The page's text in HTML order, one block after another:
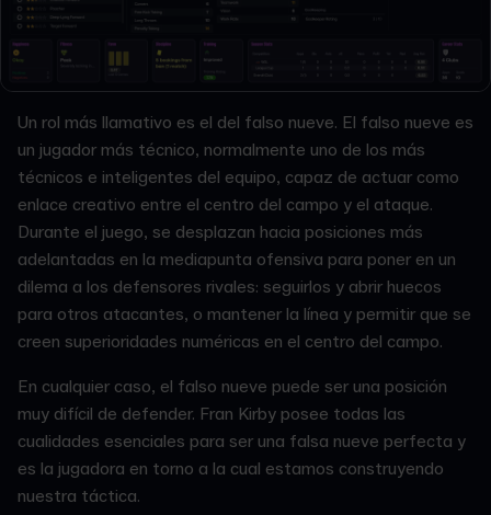
Un rol más llamativo es el del falso nueve. El falso nueve es
un jugador más técnico, normalmente uno de los más
técnicos e inteligentes del equipo, capaz de actuar como
enlace creativo entre el centro del campo y el ataque.
Durante el juego, se desplazan hacia posiciones más
adelantadas en la mediapunta ofensiva para poner en un
dilema a los defensores rivales: seguirlos y abrir huecos
para otros atacantes, o mantener la línea y permitir que se
creen superioridades numéricas en el centro del campo.
En cualquier caso, el falso nueve puede ser una posición
muy difícil de defender. Fran Kirby posee todas las
cualidades esenciales para ser una falsa nueve perfecta y
es la jugadora en torno a la cual estamos construyendo
nuestra táctica.